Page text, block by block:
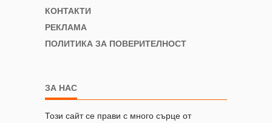
КОНТАКТИ
РЕКЛАМА
ПОЛИТИКА ЗА ПОВЕРИТЕЛНОСТ
ЗА НАС
Този сайт се прави с много сърце от